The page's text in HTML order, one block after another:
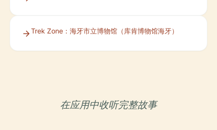
Trek Zone：海牙市立博物馆（库肯博物馆海牙）
在应用中收听完整故事